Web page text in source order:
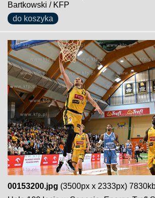
Bartkowski / KFP
do koszyka
00153200.jpg (3500px x 2333px)